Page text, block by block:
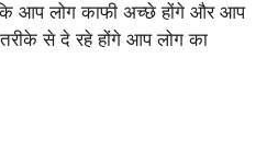
कि आप लोग काफी अच्छे होंगे और आप
तरीके से दे रहे होंगे आप लोग का